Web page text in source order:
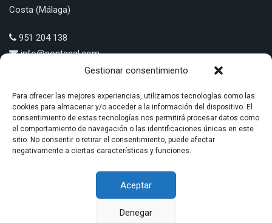
Gestionar consentimiento
Para ofrecer las mejores experiencias, utilizamos tecnologías como las
cookies para almacenar y/o acceder a la información del dispositivo. El
consentimiento de estas tecnologías nos permitirá procesar datos como
el comportamiento de navegación o las identificaciones únicas en este
sitio. No consentir o retirar el consentimiento, puede afectar
negativamente a ciertas características y funciones.
Aceptar
Denegar
Costa (Málaga)
951 204 138
info@pontesal.com
LÍNEA 5: EMPLEO Y TRANSICIÓN PRODUCTIVA A ECONOMÍA
VERDE O ECONOMÍA DIGITAL | PONTE SAL PUBLICIDAD S.L.U |
EXPTE. Nº: MA/NPT/0397/2022